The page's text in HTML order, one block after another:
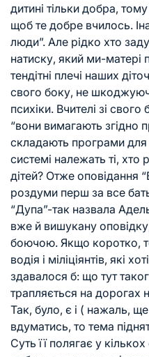
дитині тільки добра,
щоб те добре вчилось.
люди”. Але рідко хто
натиску, який ми-матері
тендітні плечі наших
свого боку, не
психіки. Вчителі зі
“вони вимагають згідно
складають програми для
системі належать ті,
дітей? Отже оповідання
роздуми перш за все
“Дупа”-так назвала
вже й вишукану
боючою. Якщо коротко,
водія і міліціянтів, які
здавалося б: що тут
трапляється на
Так, було, є і ( нажаль,
вдуматись, то тема
Суть її полягає у